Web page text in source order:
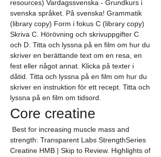
resources) Vardagssvenska - Grundkurs i
svenska språket. På svenska! Grammatik
(library copy) Form i fokus C (library copy)
Skriva C. Hörövning och skrivuppgifter C
och D. Titta och lyssna på en film om hur du
skriver en berättande text om en resa, en
fest eller något annat. Klicka på texter i
dåtid. Titta och lyssna på en film om hur du
skriver en instruktion för ett recept. Titta och
lyssna på en film om tidsord.
Core creatine
strength: Transparent Labs StrengthSeries
Creatine HMB | Skip to Review. Highlights of